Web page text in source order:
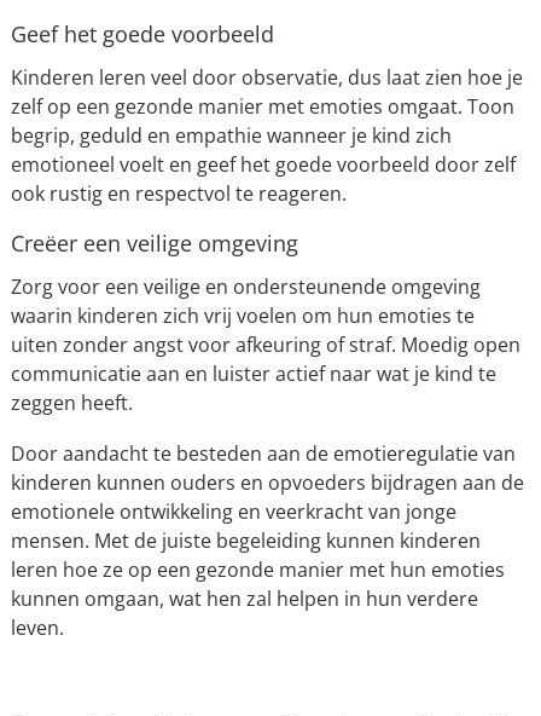
Geef het goede voorbeeld
Kinderen leren veel door observatie, dus laat zien hoe je
zelf op een gezonde manier met emoties omgaat. Toon
begrip, geduld en empathie wanneer je kind zich
emotioneel voelt en geef het goede voorbeeld door zelf
ook rustig en respectvol te reageren.
Creëer een veilige omgeving
Zorg voor een veilige en ondersteunende omgeving
waarin kinderen zich vrij voelen om hun emoties te
uiten zonder angst voor afkeuring of straf. Moedig open
communicatie aan en luister actief naar wat je kind te
zeggen heeft.
Door aandacht te besteden aan de emotieregulatie van
kinderen kunnen ouders en opvoeders bijdragen aan de
emotionele ontwikkeling en veerkracht van jonge
mensen. Met de juiste begeleiding kunnen kinderen
leren hoe ze op een gezonde manier met hun emoties
kunnen omgaan, wat hen zal helpen in hun verdere
leven.